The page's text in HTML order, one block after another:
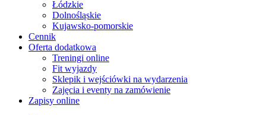
Łódzkie
Dolnośląskie
Kujawsko-pomorskie
Cennik
Oferta dodatkowa
Treningi online
Fit wyjazdy
Sklepik i wejściówki na wydarzenia
Zajęcia i eventy na zamówienie
Zapisy online